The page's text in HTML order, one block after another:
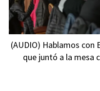
(AUDIO) Hablamos con
que juntó a la mesa